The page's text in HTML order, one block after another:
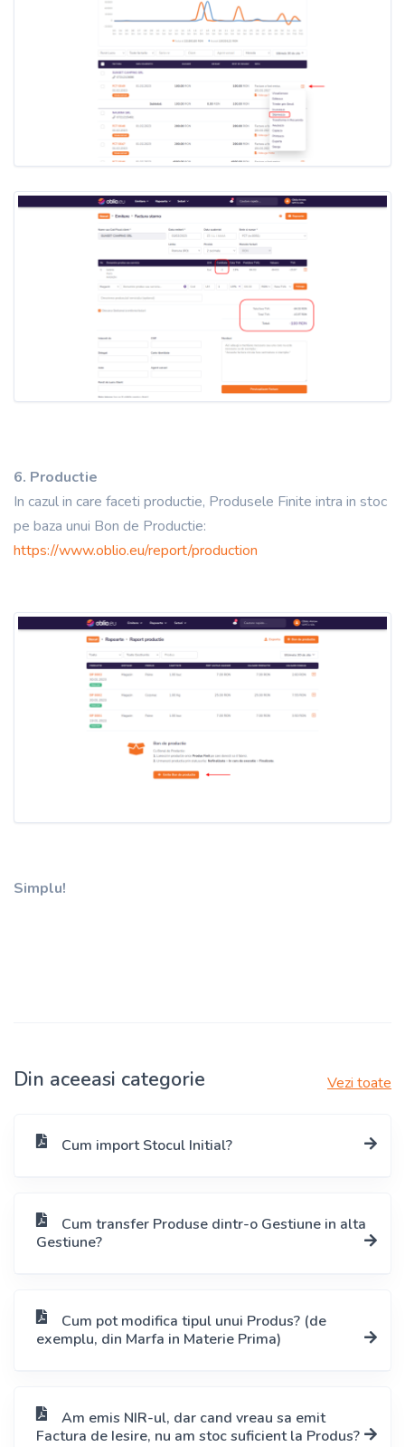
6. Productie
In cazul in care faceti productie, Produsele Finite intra in stoc
pe baza unui Bon de Productie:
https://www.oblio.eu/report/production
Simplu!
Din aceeasi categorie Vezi toate
Cum import Stocul Initial?
Cum transfer Produse dintr-o Gestiune in alta
Gestiune?
Cum pot modifica tipul unui Produs? (de
exemplu, din Marfa in Materie Prima)
Am emis NIR-ul, dar cand vreau sa emit
Factura de Iesire, nu am stoc suficient la Produs?